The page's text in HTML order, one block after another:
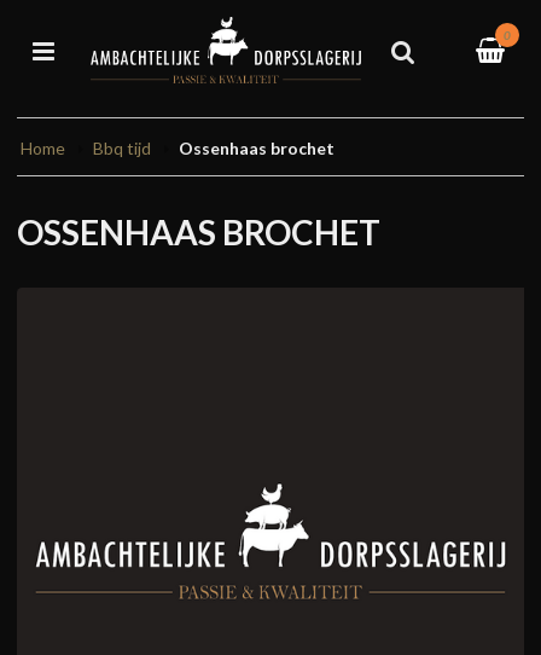
0
Home Bbq tijd Ossenhaas brochet
OSSENHAAS BROCHET